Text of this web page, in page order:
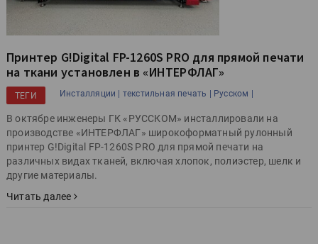
Принтер G!Digital FP-1260S PRO для прямой печати
на ткани установлен в «ИНТЕРФЛАГ»
ТЕГИ Инсталляции | текстильная печать | Русском |
В октябре инженеры ГК «РУССКОМ» инсталлировали на
производстве «ИНТЕРФЛАГ» широкоформатный рулонный
принтер G!Digital FP-1260S PRO для прямой печати на
различных видах тканей, включая хлопок, полиэстер, шелк и
другие материалы.
Читать далее